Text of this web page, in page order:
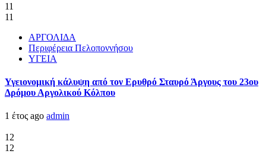
11
11
ΑΡΓΟΛΙΔΑ
Περιφέρεια Πελοποννήσου
ΥΓΕΙΑ
Υγειονομική κάλυψη από τον Ερυθρό Σταυρό Άργους του 23ου
Δρόμου Αργολικού Κόλπου
1 έτος ago admin
12
12